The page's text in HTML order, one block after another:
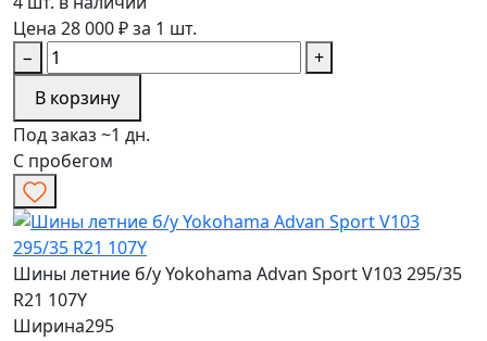
Цена 28 000 ₽ за 1 шт.
−
+
В корзину
Под заказ ~1 дн.
С пробегом
Шины летние б/у Yokohama Advan Sport V103 295/35
R21 107Y
Ширина295